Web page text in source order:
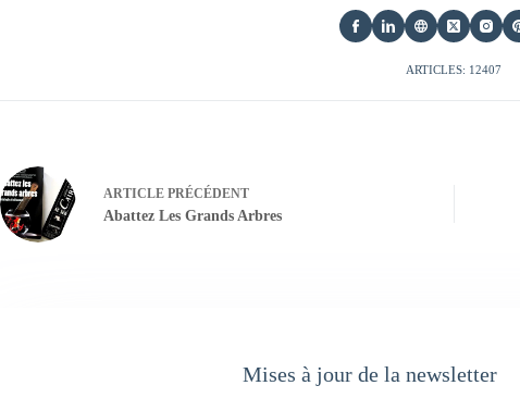
ARTICLES: 12407
ARTICLE PRÉCÉDENT
Abattez Les Grands Arbres
Mises à jour de la newsletter